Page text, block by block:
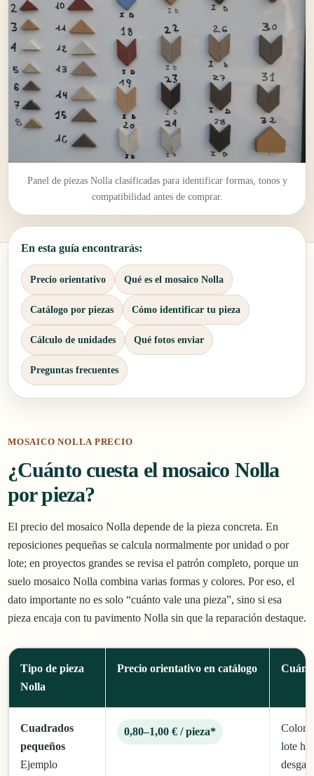
Panel de piezas Nolla clasificadas para identificar formas, tonos y
compatibilidad antes de comprar.
En esta guía encontrarás:
Precio orientativo Qué es el mosaico Nolla
Catálogo por piezas Cómo identificar tu pieza
Cálculo de unidades Qué fotos enviar
Preguntas frecuentes
MOSAICO NOLLA PRECIO
¿Cuánto cuesta el mosaico Nolla
por pieza?
El precio del mosaico Nolla depende de la pieza concreta. En
reposiciones pequeñas se calcula normalmente por unidad o por
lote; en proyectos grandes se revisa el patrón completo, porque un
suelo mosaico Nolla combina varias formas y colores. Por eso, el
dato importante no es solo “cuánto vale una pieza”, sino si esa
pieza encaja con tu pavimento Nolla sin que la reparación destaque.
Tipo de pieza
Nolla
Precio orientativo en catálogo
Cuadrados
pequeños
Ejemplo
0,80–1,00 € / pieza*
Color,
lote